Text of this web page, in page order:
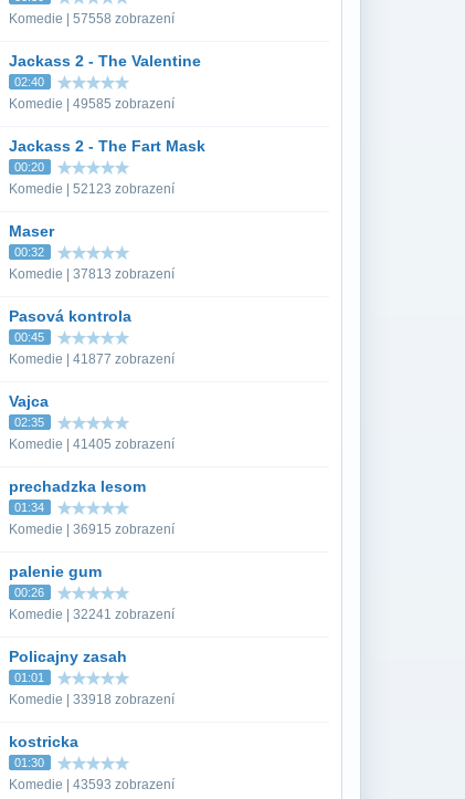
Komedie | 57558 zobrazení
Jackass 2 - The Valentine
02:40
Komedie | 49585 zobrazení
Jackass 2 - The Fart Mask
00:20
Komedie | 52123 zobrazení
Maser
00:32
Komedie | 37813 zobrazení
Pasová kontrola
00:45
Komedie | 41877 zobrazení
Vajca
02:35
Komedie | 41405 zobrazení
prechadzka lesom
01:34
Komedie | 36915 zobrazení
palenie gum
00:26
Komedie | 32241 zobrazení
Policajny zasah
01:01
Komedie | 33918 zobrazení
kostricka
01:30
Komedie | 43593 zobrazení